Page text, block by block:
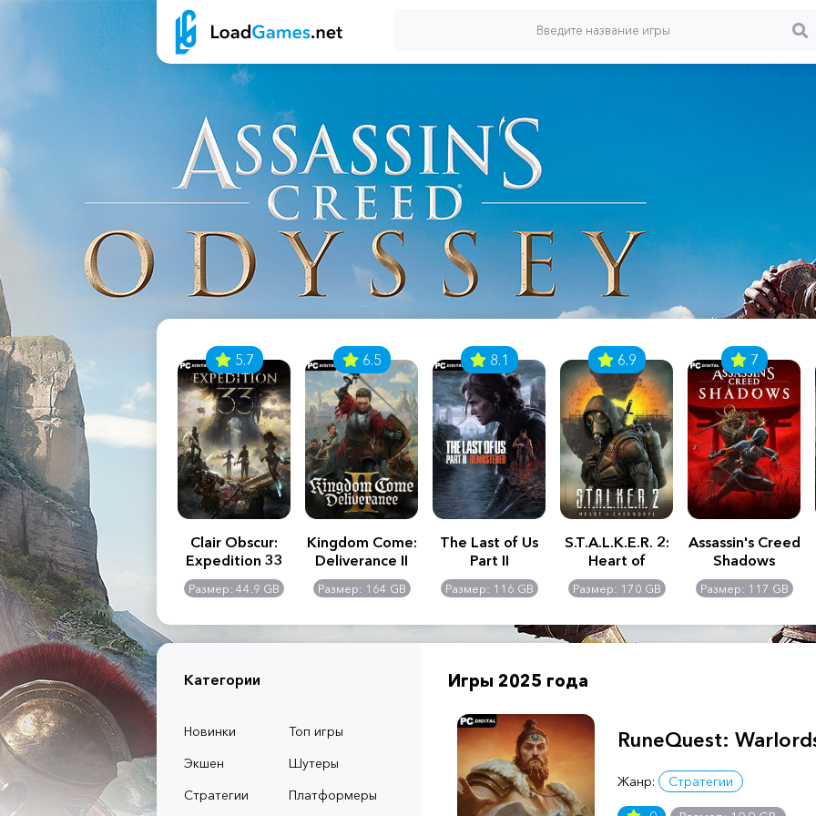
2:
-
GB
Assassin's Creed
Shadows
Размер: 117 GB
5.7
Clair Obscur:
Expedition 33
Размер: 44.9 GB
6.5
Kingdom Come:
Deliverance II
Размер: 164 GB
8.1
The Last of Us
Part II
Remastered
Размер: 116 GB
6.9
S.T.A.L.K.E.R. 2:
Heart of
Chernobyl -
Ultimate Edition
Размер: 170 GB
7
Assassin's Creed
Shadows
Размер: 117 GB
Категории
Новинки
Топ игры
Экшен
Шутеры
Стратегии
Платформеры
Игры 2025 года
RuneQuest:
Жанр: Стратегии